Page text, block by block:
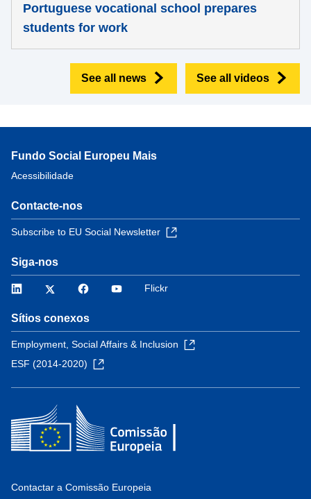
Portuguese vocational school prepares
students for work
See all videos
See all news
Fundo Social Europeu Mais
Acessibilidade
Contacte-nos
Subscribe to EU Social Newsletter
Siga-nos
LinkedIn Twitter FacebookYouTube
Flickr
Sítios conexos
Employment, Social Affairs & Inclusion
ESF (2014-2020)
Contactar a Comissão Europeia